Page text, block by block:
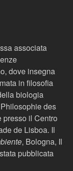
associata
dove insegna
in filosofia
biologia
des
presso il Centro
de Lisboa. Il
, Bologna, Il
pubblicata